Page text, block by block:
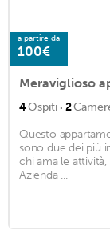
a partire da
100€
4Ospiti · 2
Questo
sono due dei più
chi ama le
Azienda ...